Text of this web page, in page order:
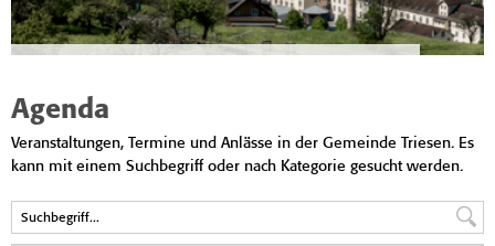
Agenda
Veranstaltungen, Termine und Anlässe in der Gemeinde Triesen. Es
kann mit einem Suchbegriff oder nach Kategorie gesucht werden.